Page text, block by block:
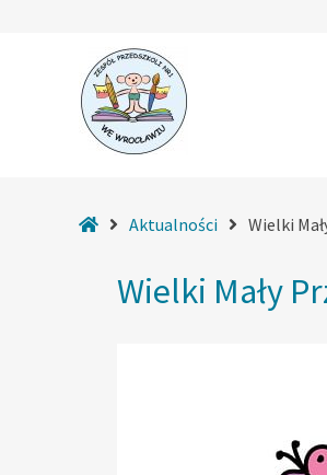
StronaAktualności Wielki
Wielki Mały